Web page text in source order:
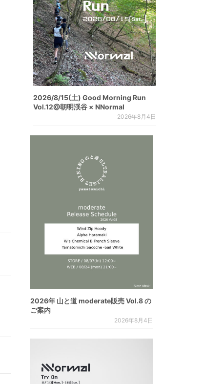
2026/8/15(土) Good Morning Run
Vol.12@朝明渓谷 × NNormal
2026年8月4日
2026年 山と道 moderate販売 Vol.8 の
ご案内
2026年8月4日